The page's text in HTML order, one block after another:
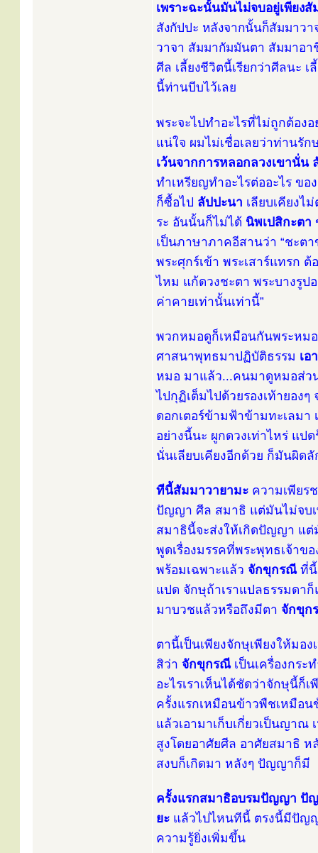
เพราะฉะนั้นมันไม่จบอยู่เพียง
สังกัปปะ หลังจากนั้นก็สัมมาว
วาจา สัมมากัมมันตา สัมมาอา
ศีล เลี้ยงชีวิตนี้เรียกว่าศีลนะ
นี้ท่านบีบไว้เลย
พระจะไปทำอะไรที่ไม่ถูกต้อง
แน่ใจ ผมไม่เชื่อเลยว่าท่านรั
เว้นจากการหลอกลวงเขานั่น
ทำเหรียญทำอะไรต่ออะไร ข
ก็ซื้อไป ลัปปะนา เลียบเคียงไ
ระ อันนั้นก็ไม่ได้ นิพเปสิกะตา
เป็นภาษาภาคอีสานว่า “ชะต
พระศุกร์เข้า พระเสาร์แทรก
ไหม แก้ดวงชะตา พระบางรูป
ค่าคายเท่านั้นเท่านี้”
พวกหมอดูก็เหมือนกันพระหมอ
ศาสนาพุทธมาปฏิบัติธรรม เอ
หมอ มาแล้ว...คนมาดูหมอส่
ไปกุฏิเต็มไปด้วยรองเท้ายอง
ดอกเตอร์ข้ามฟ้าข้ามทะเลมา
อย่างนี้นะ ผูกดวงเท่าไหร่ แ
นั่นเลียบเคียงอีกด้วย ก็มันผิด
ทีนี้สัมมาวายามะ ความเพียร
ปัญญา ศีล สมาธิ แต่มันไม่จบ
สมาธินี้จะส่งให้เกิดปัญญา แ
พูดเรื่องมรรคที่พระพุทธเจ้าขอ
พร้อมเฉพาะแล้ว จักขุกรณีที่นี้
แปด จักษุถ้าเราแปลธรรมดา
มาบวชแล้วหรือถึงมีตา จักขุก
ตานี้เป็นเพียงจักษุเพียงให้มอ
สิว่า จักขุกรณีเป็นเครื่องกระ
อะไรเราเห็นได้ชัดว่าจักษุนี้ก็
ครั้งแรกเหมือนข้าวพืชเหมือ
แล้วเอามาเก็บเกี่ยวเป็นญา
สูงโดยอาศัยศีล อาศัยสมาธิ
สงบก็เกิดมา หลังๆ ปัญญาก็มี
ครั้งแรกสมาธิอบรมปัญญา ปั
ยะ แล้วไปไหนทีนี้ ตรงนี้มีปัญ
ความรู้ยิ่งเพิ่มขึ้น